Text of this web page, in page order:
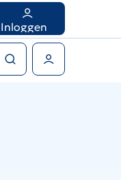
Inloggen